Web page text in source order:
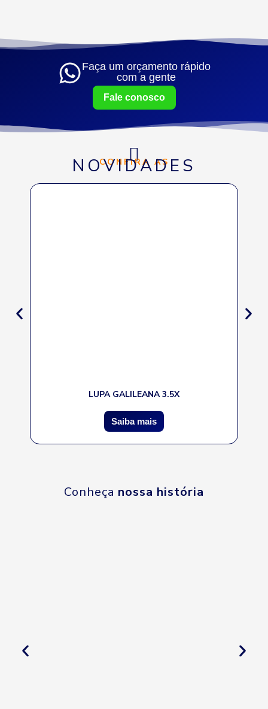
Faça um orçamento rápido
com a gente
Fale conosco
CONFIRA AS
NOVIDADES
LUPA GALILEANA 3.5X
Saiba mais
Conheça nossa história